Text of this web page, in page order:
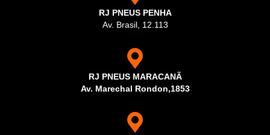
RJ PNEUS PENHA
Av. Brasil, 12.113
RJ PNEUS MARACANÃ
Av. Marechal Rondon,1853